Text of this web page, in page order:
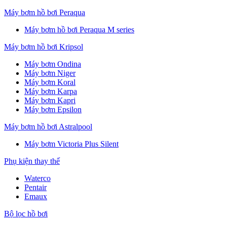
Máy bơm hồ bơi Peraqua
Máy bơm hồ bơi Peraqua M series
Máy bơm hồ bơi Kripsol
Máy bơm Ondina
Máy bơm Niger
Máy bơm Koral
Máy bơm Karpa
Máy bơm Kapri
Máy bơm Epsilon
Máy bơm hồ bơi Astralpool
Máy bơm Victoria Plus Silent
Phụ kiện thay thế
Waterco
Pentair
Emaux
Bộ lọc hồ bơi